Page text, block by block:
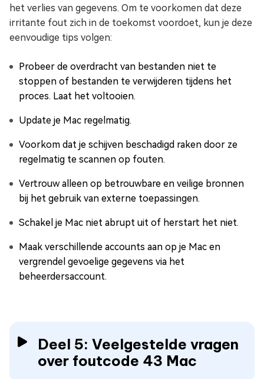
het verlies van gegevens. Om te voorkomen dat deze
irritante fout zich in de toekomst voordoet, kun je deze
eenvoudige tips volgen:
Probeer de overdracht van bestanden niet te
stoppen of bestanden te verwijderen tijdens het
proces. Laat het voltooien.
Update je Mac regelmatig.
Voorkom dat je schijven beschadigd raken door ze
regelmatig te scannen op fouten.
Vertrouw alleen op betrouwbare en veilige bronnen
bij het gebruik van externe toepassingen.
Schakel je Mac niet abrupt uit of herstart het niet.
Maak verschillende accounts aan op je Mac en
vergrendel gevoelige gegevens via het
beheerdersaccount.
Deel 5: Veelgestelde vragen
over foutcode 43 Mac